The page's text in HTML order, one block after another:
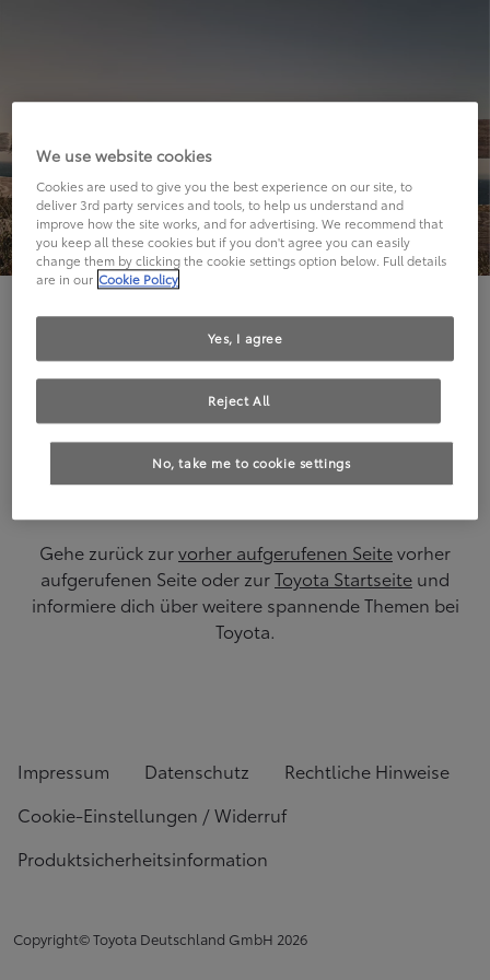
Hier geht's leider nicht weiter.
Die angeforderte Seite kann leider nicht gefunden
werden.
Gehe zurück zurvorher aufgerufenen Seitevorher
aufgerufenen Seite oder zurToyota Startseite und
informiere dich über weitere spannende Themen bei
Toyota.
Impressum Datenschutz
Rechtliche Hinweise
Cookie-Einstellungen / Widerruf
Produktsicherheitsinformation
Copyright© Toyota Deutschland GmbH 2026
We use website cookies
Cookies are used to give you the best experience on our site, to
deliver 3rd party services and tools, to help us understand and
improve how the site works, and for advertising. We recommend that
you keep all these cookies but if you don't agree you can easily
change them by clicking the cookie settings option below. Full details
are in our Cookie Policy
No, take me to cookie settings
Reject All
Yes, I agree